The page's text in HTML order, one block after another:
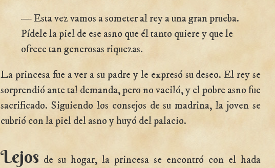
— Esta vez vamos a someter al rey a una gran prueba.
Pídele la piel de ese asno que él tanto quiere y que le
ofrece tan generosas riquezas.
La princesa fue a ver a su padre y le expresó su deseo. El rey se
sorprendió ante tal demanda, pero no vaciló, y el pobre asno fue
sacrificado. Siguiendo los consejos de su madrina, la joven se
cubrió con la piel del asno y huyó del palacio.
Lejos de su hogar, la princesa se encontró con el hada